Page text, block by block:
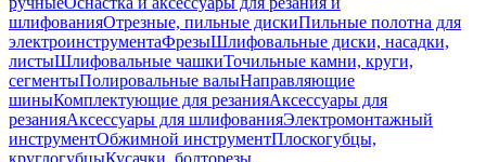
шлифованияОтрезные, пильные дискиПильные полотна для
электроинструментаФрезыШлифовальные диски, насадки,
листыШлифовальные чашкиТочильные камни, круги,
сегментыПолировальные валыНаправляющие
шиныКомплектующие для резанияАксессуары для
резанияАксессуары для шлифованияЭлектромонтажный
инструментОбжимной инструментПлоскогубцы,
круглогубцыКусачки, болторезы,